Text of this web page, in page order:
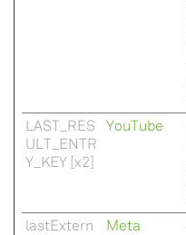
LAST_RES
ULT_ENTR
Y_KEY [x2]
YouTube
lastExtern
Meta